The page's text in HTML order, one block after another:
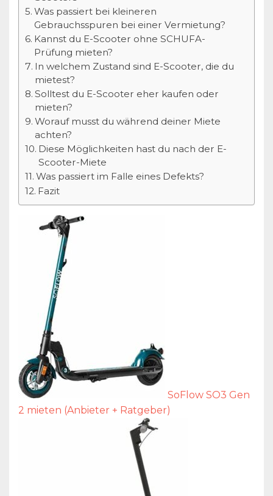
Was passiert bei kleineren
Gebrauchsspuren bei einer Vermietung?
Kannst du E-Scooter ohne SCHUFA-
Prüfung mieten?
In welchem Zustand sind E-Scooter, die du
mietest?
Solltest du E-Scooter eher kaufen oder
mieten?
Worauf musst du während deiner Miete
achten?
Diese Möglichkeiten hast du nach der E-
Scooter-Miete
Was passiert im Falle eines Defekts?
Fazit
SoFlow SO3 Gen
2 mieten (Anbieter + Ratgeber)